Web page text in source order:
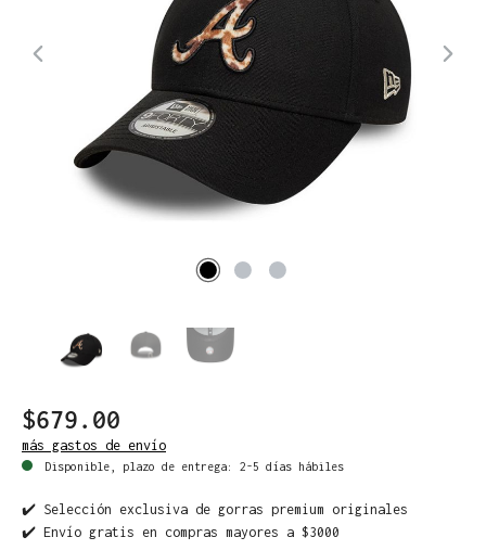
$679.00
más gastos de envío
Disponible, plazo de entrega: 2-5 días hábiles
✔️ Selección exclusiva de gorras premium originales
✔️ Envío gratis en compras mayores a $3000